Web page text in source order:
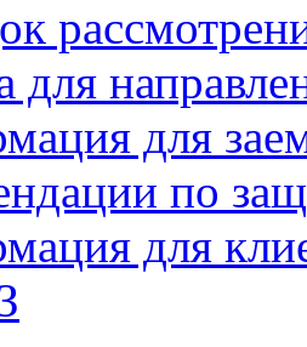
для
для
по
для